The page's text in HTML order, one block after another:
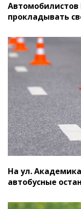
Автомобилистов
прокладывать
На ул.
автобусные